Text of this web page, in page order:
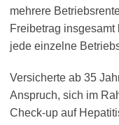
mehrere
Freibetrag
jede einzelne
Versicherte ab 35
Anspruch, sich im
Check-up auf